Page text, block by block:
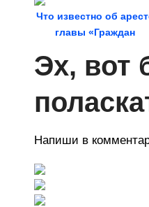
Что известно об
главы «Граждан
Эх, вот
Напиши в